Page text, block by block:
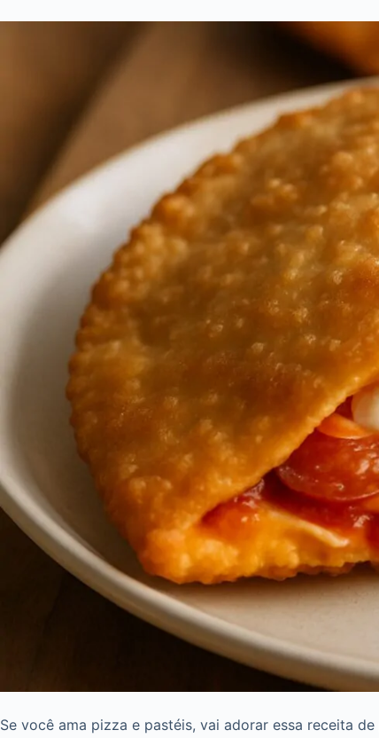
Se você ama pizza e pastéis, vai adorar essa receita de